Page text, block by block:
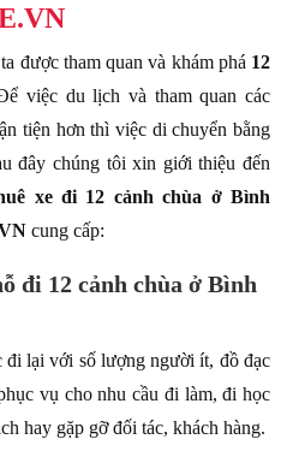
được tham quan và khám phá 12
việc du lịch và tham quan các
tiện hơn thì việc di chuyển bằng
đây chúng tôi xin giới thiệu đến
xe đi 12 cảnh chùa ở Bình
cung cấp:
đi 12 cảnh chùa ở Bình
đi lại với số lượng người ít, đồ đạc
vụ cho nhu cầu đi làm, đi học
hay gặp gỡ đối tác, khách hàng.